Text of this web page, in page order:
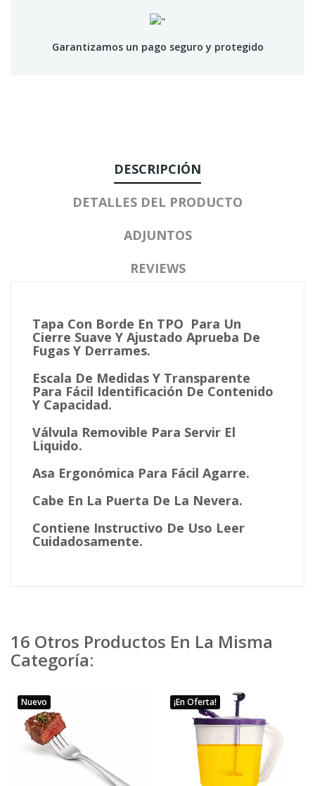
Garantizamos un pago seguro y protegido
DESCRIPCIÓN
DETALLES DEL PRODUCTO
ADJUNTOS
REVIEWS
Tapa Con Borde En TPO Para Un
Cierre Suave Y Ajustado Aprueba De
Fugas Y Derrames.
Escala De Medidas Y Transparente
Para Fácil Identificación De Contenido
Y Capacidad.
Válvula Removible Para Servir El
Liquido.
Asa Ergonómica Para Fácil Agarre.
Cabe En La Puerta De La Nevera.
Contiene Instructivo De Uso Leer
Cuidadosamente.
16 Otros Productos En La Misma
Categoría:
Nuevo ¡En Oferta!